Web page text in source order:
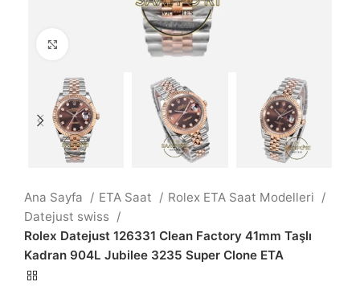
Büyütmek için tıklayın
Ana Sayfa ETA Saat
Rolex ETA Saat Modelleri
Datejust swiss
Rolex Datejust 126331 Clean Factory 41mm Taşlı
Kadran 904L Jubilee 3235 Super Clone ETA